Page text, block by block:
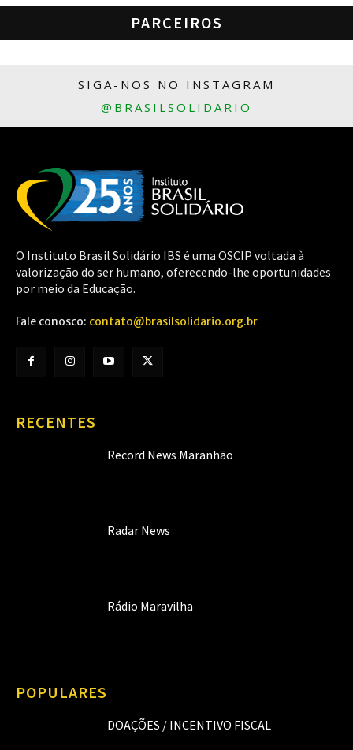
PARCEIROS
SIGA-NOS NO INSTAGRAM
@BRASILSOLIDARIO
O Instituto Brasil Solidário IBS é uma OSCIP voltada à
valorização do ser humano, oferecendo-lhe oportunidades
por meio da Educação.
Fale conosco: contato@brasilsolidario.org.br
RECENTES
Record News Maranhão
Radar News
Rádio Maravilha
POPULARES
DOAÇÕES / INCENTIVO FISCAL